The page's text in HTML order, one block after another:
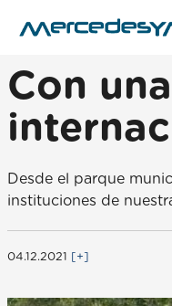
Con
Desde el parque
instituciones de
04.12.2021 [+]